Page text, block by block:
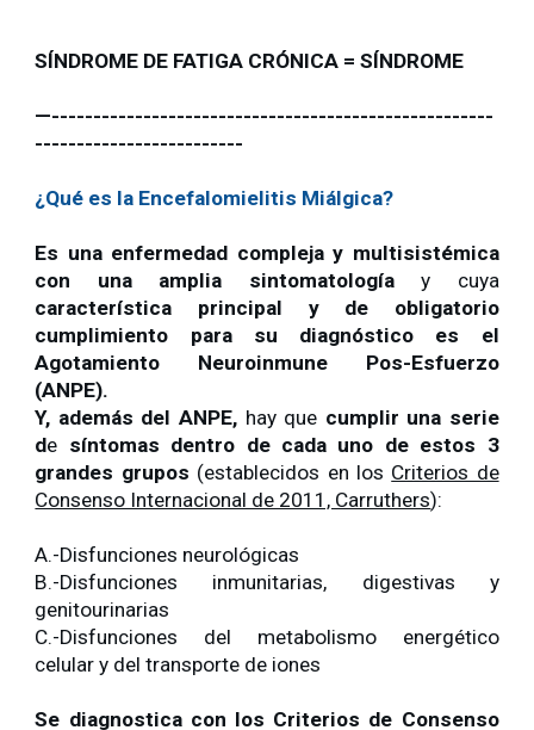
SÍNDROME DE FATIGA CRÓNICA = SÍNDROME
—-----------------------------------------------------
-------------------------
¿Qué es la Encefalomielitis Miálgica?
Es una enfermedad compleja y multisistémica
con una amplia sintomatologíay cuya
característica principal y de obligatorio
cumplimiento para su diagnóstico es el
Agotamiento Neuroinmune Pos-Esfuerzo
(ANPE).
Y, además del ANPE, hay que cumplir una serie
de síntomas dentro de cada uno de estos 3
grandes grupos (establecidos en los Criterios de
Consenso Internacional de 2011, Carruthers):
A.-Disfunciones neurológicas
B.-Disfunciones inmunitarias, digestivas y
genitourinarias
C.-Disfunciones del metabolismo energético
celular y del transporte de iones
Se diagnostica con los Criterios de Consenso